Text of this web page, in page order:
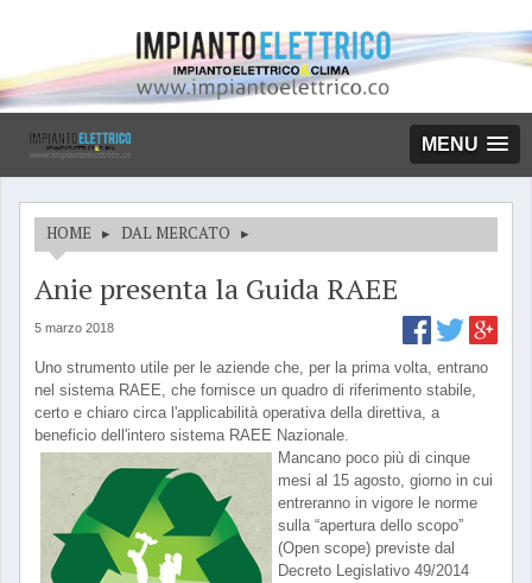
MENU
HOME ▸ DAL MERCATO ▸
Anie presenta la Guida RAEE
5 marzo 2018
Uno strumento utile per le aziende che, per la prima volta, entrano
nel sistema RAEE, che fornisce un quadro di riferimento stabile,
certo e chiaro circa l'applicabilità operativa della direttiva, a
beneficio dell'intero sistema RAEE Nazionale.
Mancano poco più di cinque
mesi al 15 agosto, giorno in cui
entreranno in vigore le norme
sulla “apertura dello scopo”
(Open scope) previste dal
Decreto Legislativo 49/2014